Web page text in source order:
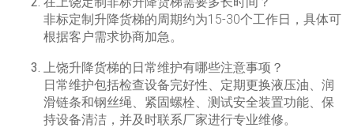
非标定制升降货梯的周期约为15-30个工作日，具体可
根据客户需求协商加急。
上饶升降货梯的日常维护有哪些注意事项？
日常维护包括检查设备完好性、定期更换液压油、润
滑链条和钢丝绳、紧固螺栓、测试安全装置功能、保
持设备清洁，并及时联系厂家进行专业维修。